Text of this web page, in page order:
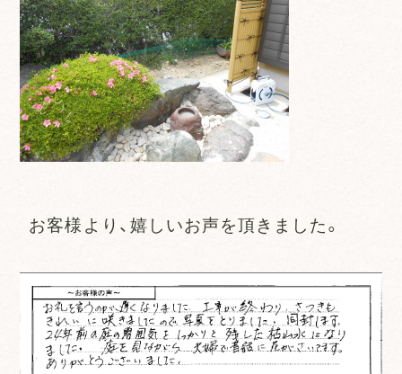
お客様より、嬉しいお声を頂きました。